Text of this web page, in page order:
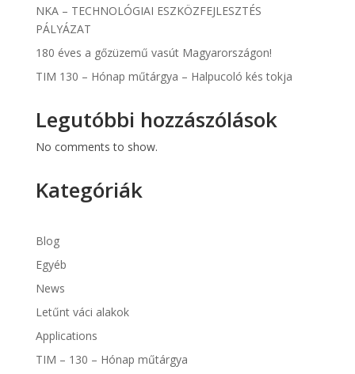
NKA – TECHNOLÓGIAI ESZKÖZFEJLESZTÉS
PÁLYÁZAT
180 éves a gőzüzemű vasút Magyarországon!
TIM 130 – Hónap műtárgya – Halpucoló kés tokja
Legutóbbi hozzászólások
No comments to show.
Kategóriák
Blog
Egyéb
News
Letűnt váci alakok
Applications
TIM – 130 – Hónap műtárgya